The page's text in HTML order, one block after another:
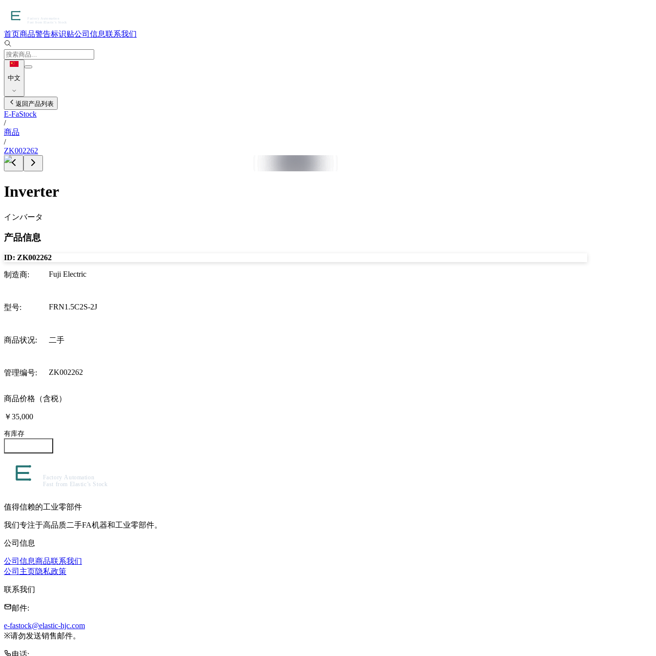
首页商品警告标识贴公司信息联系我们
中文
返回产品列表
E-FaStock
/
商品
/
ZK002262
Inverter
インバータ
产品信息
ID: ZK002262
制造商: Fuji Electric
型号: FRN1.5C2S-2J
商品状况: 二手
管理编号: ZK002262
商品价格（含税）
￥35,000
有库存
值得信赖的工业零部件
我们专注于高品质二手FA机器和工业零部件。
公司信息
公司信息商品联系我们
公司主页隐私政策
联系我们
邮件:
e-fastock@elastic-hjc.com
※请勿发送销售邮件。
电话: